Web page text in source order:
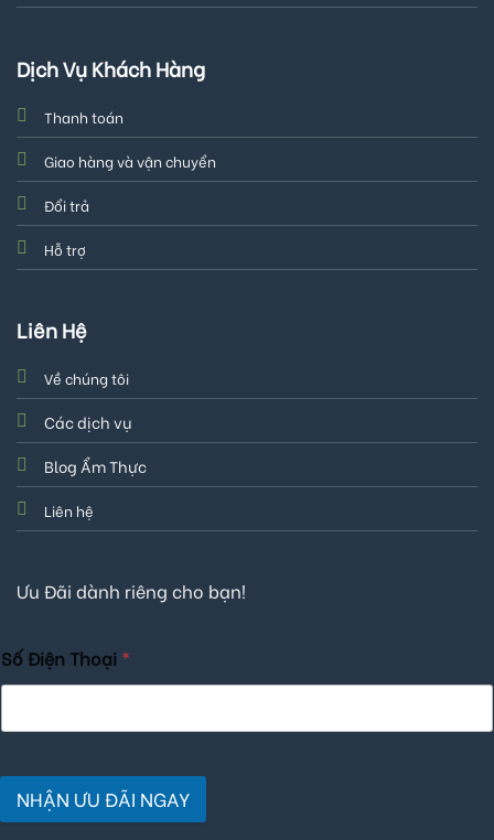
Dịch Vụ Khách Hàng
Thanh toán
Giao hàng và vận chuyển
Đổi trả
Hỗ trợ
Liên Hệ
Về chúng tôi
Các dịch vụ
Blog Ẩm Thực
Liên hệ
Ưu Đãi dành riêng cho bạn!
Số Điện Thoại *
NHẬN ƯU ĐÃI NGAY